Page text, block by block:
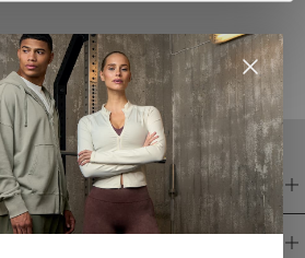
STYLE WITH